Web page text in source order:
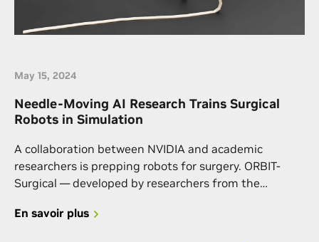
May 15, 2024
Needle-Moving AI Research Trains Surgical
Robots in Simulation
A collaboration between NVIDIA and academic
researchers is prepping robots for surgery. ORBIT-
Surgical — developed by researchers from the
Georgia Tech and NVIDIA — is a simulation framework
En savoir plus